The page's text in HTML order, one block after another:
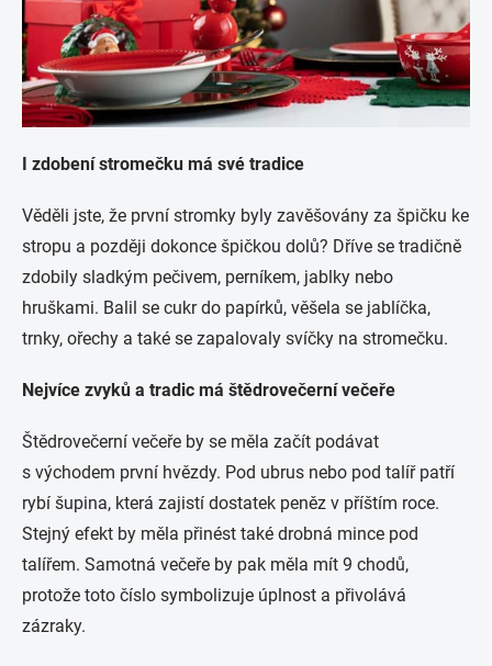
I zdobení stromečku má své tradice
Věděli jste, že první stromky byly zavěšovány za špičku ke
stropu a později dokonce špičkou dolů? Dříve se tradičně
zdobily sladkým pečivem, perníkem, jablky nebo
hruškami. Balil se cukr do papírků, věšela se jablíčka,
trnky, ořechy a také se zapalovaly svíčky na stromečku.
Nejvíce zvyků a tradic má štědrovečerní večeře
Štědrovečerní večeře by se měla začít podávat
s východem první hvězdy. Pod ubrus nebo pod talíř patří
rybí šupina, která zajistí dostatek peněz v příštím roce.
Stejný efekt by měla přinést také drobná mince pod
talířem. Samotná večeře by pak měla mít 9 chodů,
protože toto číslo symbolizuje úplnost a přivolává
zázraky.